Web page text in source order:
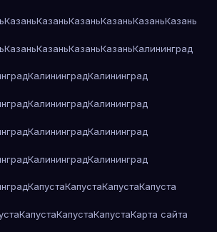
КазаньКазаньКазаньКазаньКазаньКазань
КазаньКазаньКазаньКазаньКалининград
КалининградКалининград
КалининградКалининград
КалининградКалининград
КалининградКалининград
КапустаКапустаКапустаКапуста
КапустаКапустаКапустаКарта сайта